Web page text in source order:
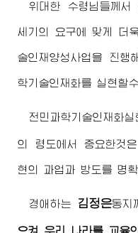
위대한 수령님들께서
세기의 요구에 맞게 더
술인재양성사업을 진행
학기술인재화를 실현할
전민과학기술인재화
의 령도에서 중요한것
현의 과업과 방도를 명
경애하는 김정은동지
으켜 우리 나라를 교육